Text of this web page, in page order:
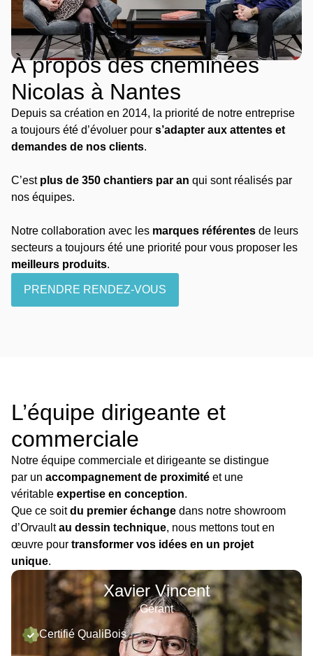
À propos des cheminées
Nicolas à Nantes
Depuis sa création en 2014, la priorité de notre entreprise
a toujours été d’évoluer pour s’adapter aux attentes et
demandes de nos clients.
C’estplus de 350 chantiers par an qui sont réalisés par
nos équipes.
Notre collaboration avec les marques référentes de leurs
secteurs a toujours été une priorité pour vous proposer les
meilleurs produits.
PRENDRE RENDEZ-VOUS
L’équipe dirigeante et
commerciale
Notre équipe commerciale et dirigeante se distingue
par un accompagnement de proximité et une
véritable expertise en conception.
Que ce soitdu premier échange dans notre showroom
d’Orvaultau dessin technique, nous mettons tout en
œuvre pour transformer vos idées en un projet
unique.
Xavier Vincent
Gérant
Certifié QualiBois